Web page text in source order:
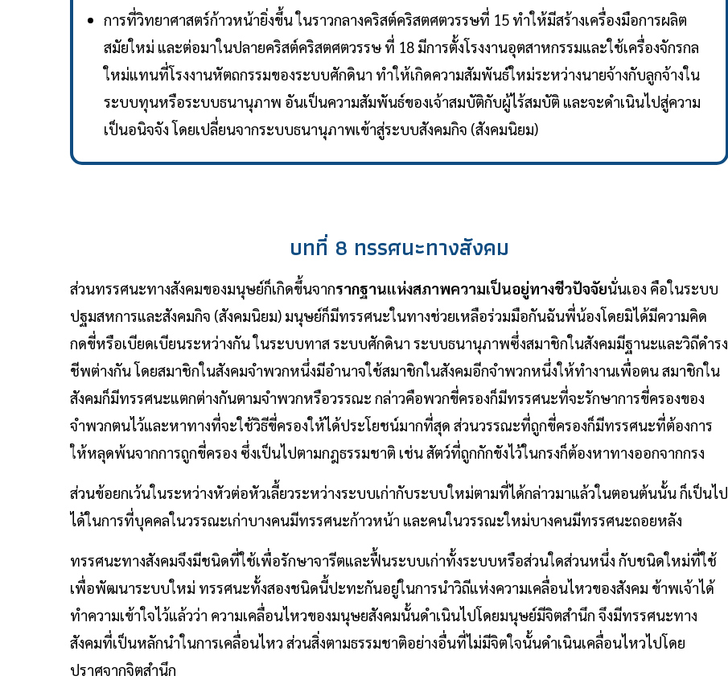
การที่วิทยาศาสตร์ก้าวหน้ายิ่งขึ้น ในราวกลางคริสต์คริสตศตวรรษที่ 15 ทำให้มีสร้างเครื่องมือการผลิต
สมัยใหม่ และต่อมาในปลายคริสต์คริสตศตวรรษ ที่ 18 มีการตั้งโรงงานอุตสาหกรรมและใช้เครื่องจักรกล
ใหม่แทนที่โรงงานหัตถกรรมของระบบศักดินา ทำให้เกิดความสัมพันธ์ใหม่ระหว่างนายจ้างกับลูกจ้างใน
ระบบทุนหรือระบบธนานุภาพ อันเป็นความสัมพันธ์ของเจ้าสมบัติกับผู้ไร้สมบัติ และจะดำเนินไปสู่ความ
เป็นอนิจจัง โดยเปลี่ยนจากระบบธนานุภาพเข้าสู่ระบบสังคมกิจ (สังคมนิยม)
บทที่ 8 ทรรศนะทางสังคม
ส่วนทรรศนะทางสังคมของมนุษย์ก็เกิดขึ้นจากรากฐานแห่งสภาพความเป็นอยู่ทางชีวปัจจัยนั่นเอง คือในระบบ
ปฐมสหการและสังคมกิจ (สังคมนิยม) มนุษย์ก็มีทรรศนะในทางช่วยเหลือร่วมมือกันฉันพี่น้องโดยมิได้มีความคิด
กดขี่หรือเบียดเบียนระหว่างกัน ในระบบทาส ระบบศักดินา ระบบธนานุภาพซึ่งสมาชิกในสังคมมีฐานะและวิถีดำรง
ชีพต่างกัน โดยสมาชิกในสังคมจำพวกหนึ่งมีอำนาจใช้สมาชิกในสังคมอีกจำพวกหนึ่งให้ทำงานเพื่อตน สมาชิกใน
สังคมก็มีทรรศนะแตกต่างกันตามจำพวกหรือวรรณะ กล่าวคือพวกขี่ครองก็มีทรรศนะที่จะรักษาการขี่ครองของ
จำพวกตนไว้และหาทางที่จะใช้วิธีขี่ครองให้ได้ประโยชน์มากที่สุด ส่วนวรรณะที่ถูกขี่ครองก็มีทรรศนะที่ต้องการ
ให้หลุดพ้นจากการถูกขี่ครอง ซึ่งเป็นไปตามกฎธรรมชาติ เช่น สัตว์ที่ถูกกักขังไว้ในกรงก็ต้องหาทางออกจากกรง
ส่วนข้อยกเว้นในระหว่างหัวต่อหัวเลี้ยวระหว่างระบบเก่ากับระบบใหม่ตามที่ได้กล่าวมาแล้วในตอนต้นนั้น ก็เป็นไป
ได้ในการที่บุคคลในวรรณะเก่าบางคนมีทรรศนะก้าวหน้า และคนในวรรณะใหม่บางคนมีทรรศนะถอยหลัง
ทรรศนะทางสังคมจึงมีชนิดที่ใช้เพื่อรักษาจารีตและฟื้นระบบเก่าทั้งระบบหรือส่วนใดส่วนหนึ่ง กับชนิดใหม่ที่ใช้
เพื่อพัฒนาระบบใหม่ ทรรศนะทั้งสองชนิดนี้ปะทะกันอยู่ในการนำวิถีแห่งความเคลื่อนไหวของสังคม ข้าพเจ้าได้
ทำความเข้าใจไว้แล้วว่า ความเคลื่อนไหวของมนุษยสังคมนั้นดำเนินไปโดยมนุษย์มีจิตสำนึก จึงมีทรรศนะทาง
สังคมที่เป็นหลักนำในการเคลื่อนไหว ส่วนสิ่งตามธรรมชาติอย่างอื่นที่ไม่มีจิตใจนั้นดำเนินเคลื่อนไหวไปโดย
ปราศจากจิตสำนึก